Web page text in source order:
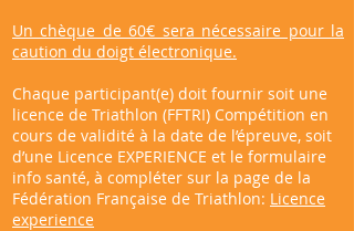
Un chèque de 60€ sera nécessaire pour la
caution du doigt électronique.
Chaque participant(e) doit fournir soit une
licence de Triathlon (FFTRI) Compétition en
cours de validité à la date de l’épreuve, soit
d’une Licence EXPERIENCE et le formulaire
info santé, à compléter sur la page de la
Fédération Française de Triathlon: Licence
experience